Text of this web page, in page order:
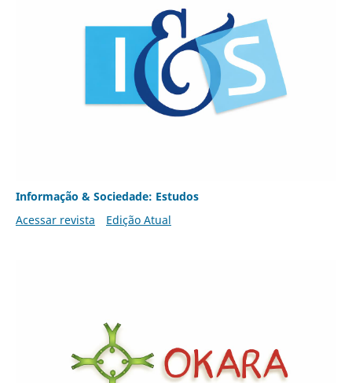
Informação & Sociedade: Estudos
Acessar revista
Edição Atual